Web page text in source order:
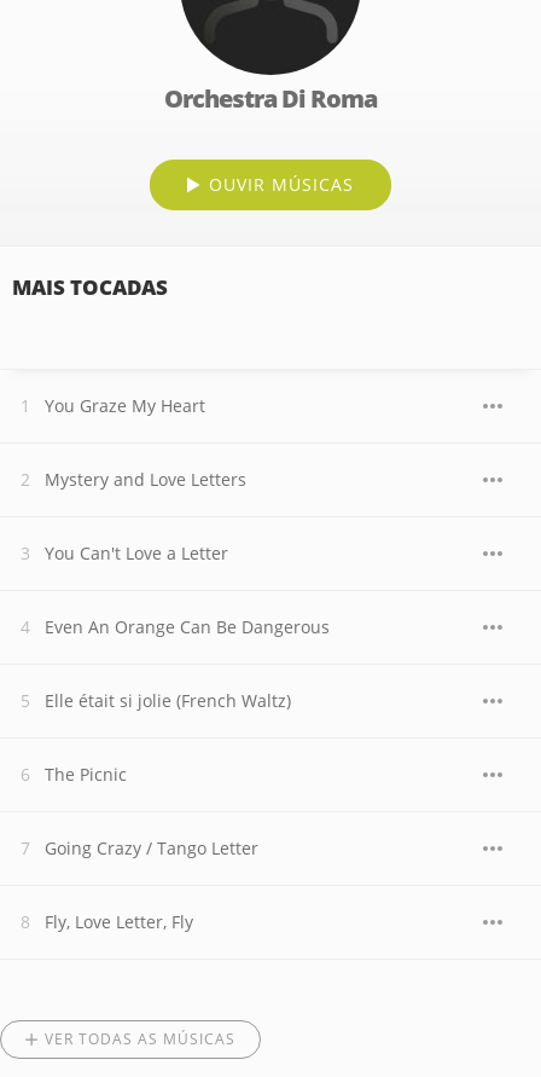
Orchestra Di Roma
OUVIR MÚSICAS
MAIS TOCADAS
You Graze My Heart
Mystery and Love Letters
You Can't Love a Letter
Even An Orange Can Be Dangerous
Elle était si jolie (French Waltz)
The Picnic
Going Crazy / Tango Letter
Fly, Love Letter, Fly
VER TODAS AS MÚSICAS